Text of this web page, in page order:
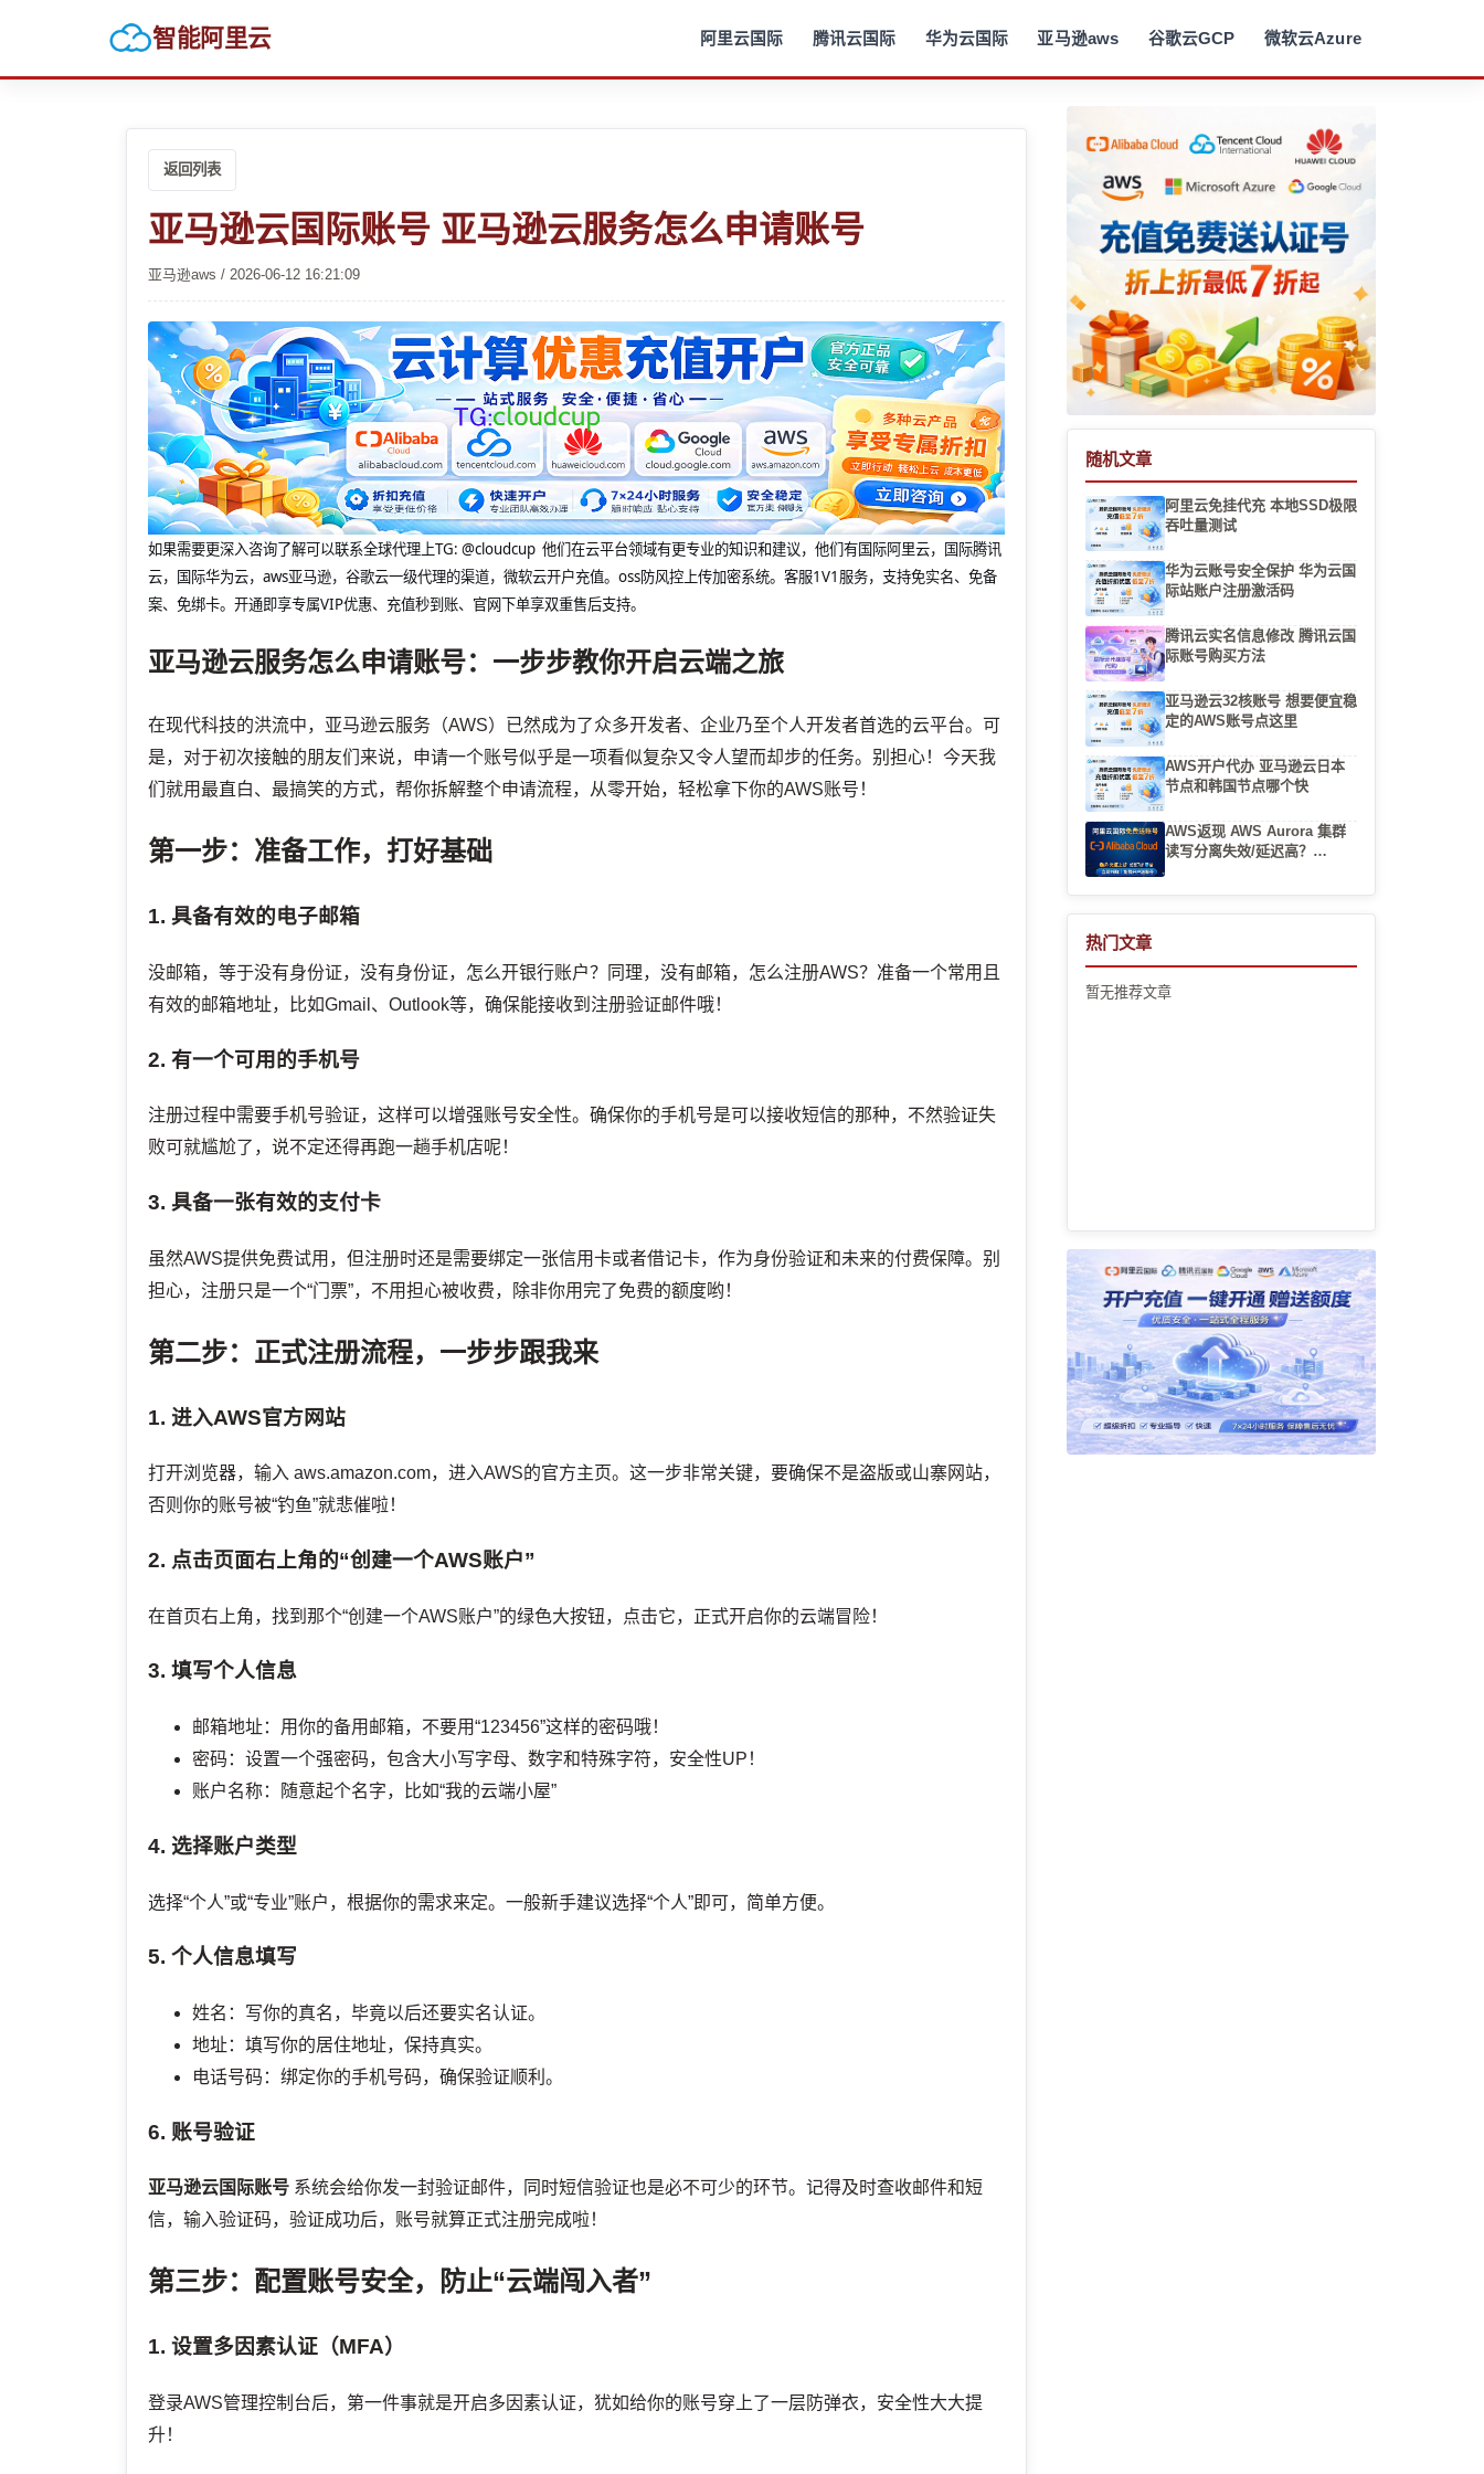
智能阿里云 阿里云国际 腾讯云国际 华为云国际 亚马逊aws 谷歌云GCP 微软云Azure
返回列表
亚马逊云国际账号 亚马逊云服务怎么申请账号
亚马逊aws / 2026-06-12 16:21:09
如果需要更深入咨询了解可以联系全球代理上TG: @cloudcup 他们在云平台领域有更专业的知识和建议，他们有国际阿里云，国际腾讯
云，国际华为云，aws亚马逊，谷歌云一级代理的渠道，微软云开户充值。oss防风控上传加密系统。客服1V1服务，支持免实名、免备
案、免绑卡。开通即享专属VIP优惠、充值秒到账、官网下单享双重售后支持。
亚马逊云服务怎么申请账号：一步步教你开启云端之旅
在现代科技的洪流中，亚马逊云服务（AWS）已然成为了众多开发者、企业乃至个人开发者首选的云平台。可
是，对于初次接触的朋友们来说，申请一个账号似乎是一项看似复杂又令人望而却步的任务。别担心！今天我
们就用最直白、最搞笑的方式，帮你拆解整个申请流程，从零开始，轻松拿下你的AWS账号！
第一步：准备工作，打好基础
1. 具备有效的电子邮箱
没邮箱，等于没有身份证，没有身份证，怎么开银行账户？同理，没有邮箱，怎么注册AWS？准备一个常用且
有效的邮箱地址，比如Gmail、Outlook等，确保能接收到注册验证邮件哦！
2. 有一个可用的手机号
注册过程中需要手机号验证，这样可以增强账号安全性。确保你的手机号是可以接收短信的那种，不然验证失
败可就尴尬了，说不定还得再跑一趟手机店呢！
3. 具备一张有效的支付卡
虽然AWS提供免费试用，但注册时还是需要绑定一张信用卡或者借记卡，作为身份验证和未来的付费保障。别
担心，注册只是一个“门票”，不用担心被收费，除非你用完了免费的额度哟！
第二步：正式注册流程，一步步跟我来
1. 进入AWS官方网站
打开浏览器，输入 aws.amazon.com，进入AWS的官方主页。这一步非常关键，要确保不是盗版或山寨网站，
否则你的账号被“钓鱼”就悲催啦！
2. 点击页面右上角的“创建一个AWS账户”
在首页右上角，找到那个“创建一个AWS账户”的绿色大按钮，点击它，正式开启你的云端冒险！
3. 填写个人信息
邮箱地址：用你的备用邮箱，不要用“123456”这样的密码哦！
密码：设置一个强密码，包含大小写字母、数字和特殊字符，安全性UP！
账户名称：随意起个名字，比如“我的云端小屋”
4. 选择账户类型
选择“个人”或“专业”账户，根据你的需求来定。一般新手建议选择“个人”即可，简单方便。
5. 个人信息填写
姓名：写你的真名，毕竟以后还要实名认证。
地址：填写你的居住地址，保持真实。
电话号码：绑定你的手机号码，确保验证顺利。
6. 账号验证
亚马逊云国际账号 系统会给你发一封验证邮件，同时短信验证也是必不可少的环节。记得及时查收邮件和短
信，输入验证码，验证成功后，账号就算正式注册完成啦！
第三步：配置账号安全，防止“云端闯入者”
1. 设置多因素认证（MFA）
登录AWS管理控制台后，第一件事就是开启多因素认证，犹如给你的账号穿上了一层防弹衣，安全性大大提
升！
随机文章
阿里云免挂代充 本地SSD极限
吞吐量测试
华为云账号安全保护 华为云国
际站账户注册激活码
腾讯云实名信息修改 腾讯云国
际账号购买方法
亚马逊云32核账号 想要便宜稳
定的AWS账号点这里
AWS开户代办 亚马逊云日本
节点和韩国节点哪个快
AWS返现 AWS Aurora 集群
读写分离失效/延迟高？
热门文章
暂无推荐文章